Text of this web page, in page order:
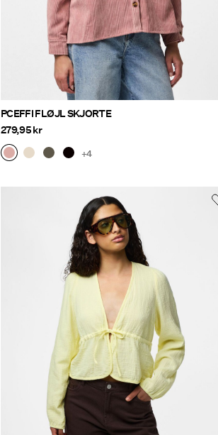
PCEFFI FLØJL SKJORTE
279,95 kr
+4